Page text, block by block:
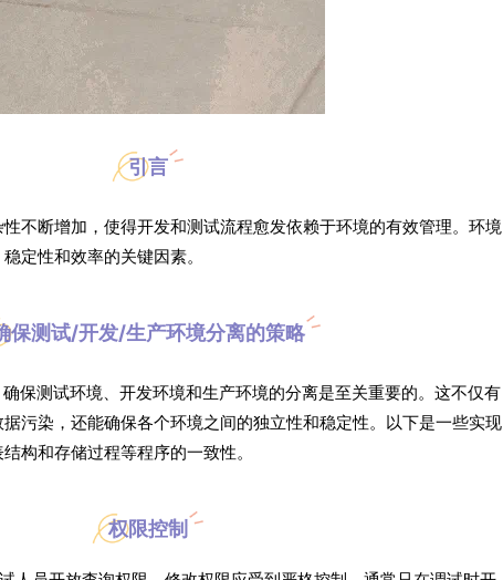
引言
不断增加，使得开发和测试流程愈发依赖于环境的有效管理。环境
定性和效率的关键因素。
保测试/开发/生产环境分离的策略
保测试环境、开发环境和生产环境的分离是至关重要的。这不仅有
污染，还能确保各个环境之间的独立性和稳定性。以下是一些实现
构和存储过程等程序的一致性。
权限控制